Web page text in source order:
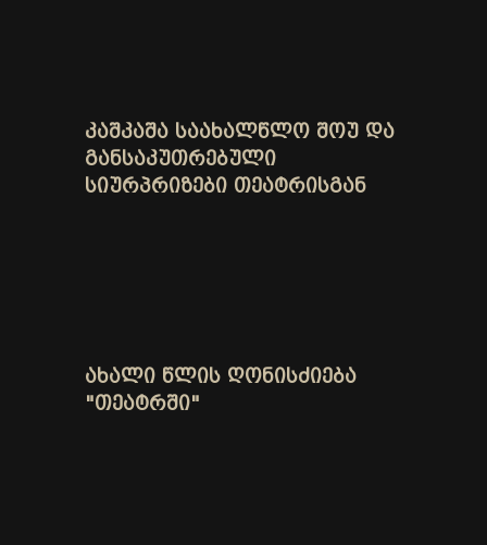
ᲙᲐᲨᲙᲐᲨᲐ ᲡᲐᲐᲮᲐᲚᲬᲚᲝ ᲨᲝᲣ ᲓᲐ
ᲒᲐᲜᲡᲐᲙᲣᲗᲠᲔᲑᲣᲚᲘ
ᲡᲘᲣᲠᲞᲠᲘᲖᲔᲑᲘ ᲗᲔᲐᲢᲠᲘᲡᲒᲐᲜ
ᲐᲮᲐᲚᲘ ᲬᲚᲘᲡ ᲦᲝᲜᲘᲡᲫᲘᲔᲑᲐ
"ᲗᲔᲐᲢᲠᲨᲘ"